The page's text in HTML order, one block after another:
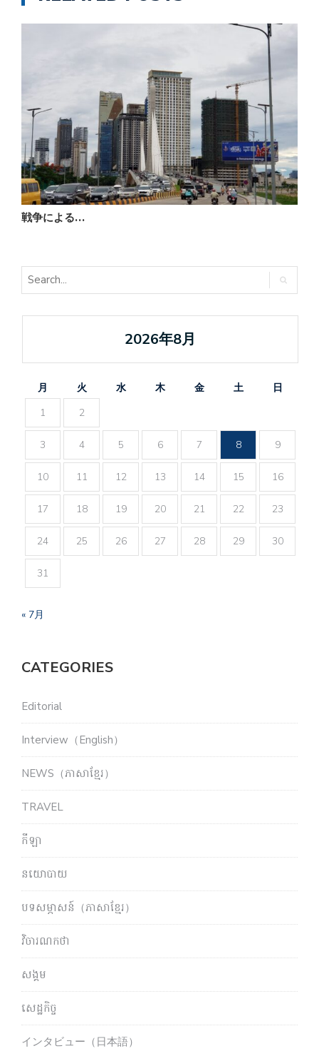
戦争による…
2026年8月
月 火 水 木 金 土
日
1
2
3 4 5 6 7 8 9
10 11 12 13 14 15 16
17 18 19 20 21 22 23
24 25 26 27 28 29 30
31
« 7月
CATEGORIES
Editorial
Interview（English）
NEWS（ភាសាខ្មែរ）
TRAVEL
កីឡា
នយោបាយ
បទសម្ភាសន៍（ភាសាខ្មែរ）
វិចារណកថា
សង្គម
សេដ្ឋកិច្ច
インタビュー（日本語）